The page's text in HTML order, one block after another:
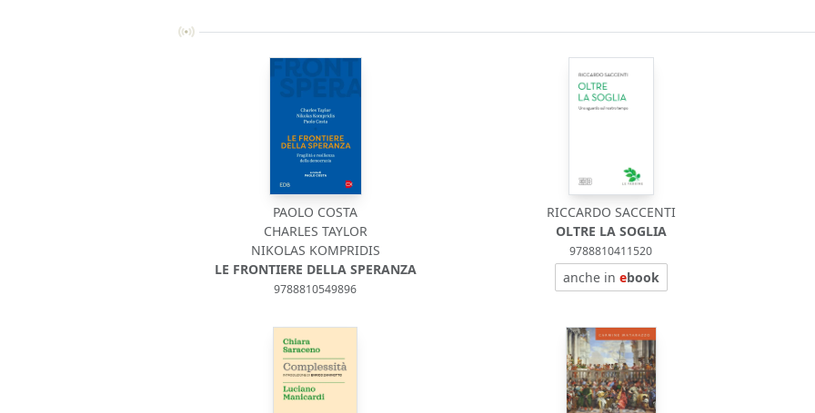
PAOLO COSTA
CHARLES TAYLOR
NIKOLAS KOMPRIDIS
LE FRONTIERE DELLA SPERANZA
9788810549896
RICCARDO SACCENTI
OLTRE LA SOGLIA
9788810411520
anche in ebook